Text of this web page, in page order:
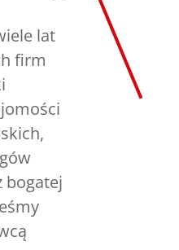
lat
firm
bogatej